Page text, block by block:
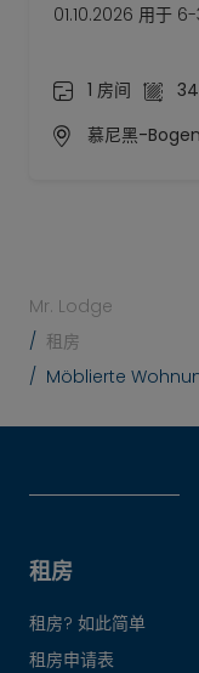
01.10.2026 用于
1 房间
慕尼黑-
Mr. Lodge
租房
Möblierte
租房
租房? 如此简单
租房申请表